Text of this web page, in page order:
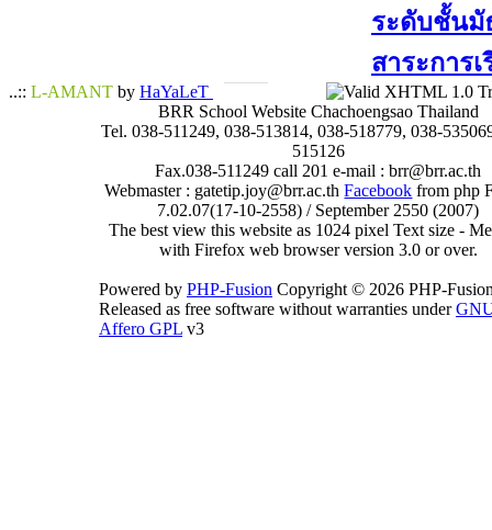
ระดับชั้นมั
สาระการ
..:: L-AMANT by HaYaLeT
BRR School Website Chachoengsao Thailand
Tel. 038-511249, 038-513814, 038-518779, 038-
515126
Fax.038-511249 call 201 e-mail : brr@brr.ac.th
Webmaster : gatetip.joy@brr.ac.thFacebook from php
7.02.07(17-10-2558) / September 2550 (2007)
The best view this website as 1024 pixel Text size -
with Firefox web browser version 3.0 or over.
Powered by PHP-Fusion Copyright © 2026 PHP-
Released as free software without warranties under
Affero GPL v3